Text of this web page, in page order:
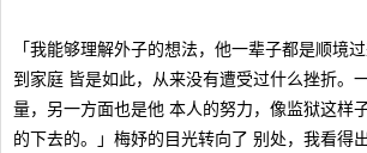
「我能够理解外子的想法，他一辈子都是顺境
到家庭 皆是如此，从来没有遭受过什么挫折。
量，另一方面也是他 本人的努力，像监狱这样
的下去的。」梅妤的目光转向了 别处，我看得